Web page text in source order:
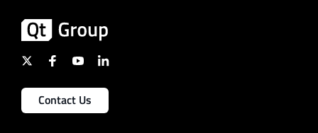
Contact Us